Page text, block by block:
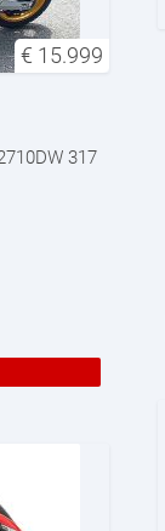
€ 15.999
317